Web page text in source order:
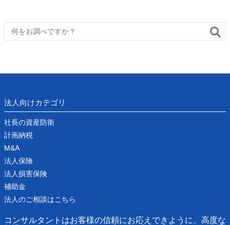
法人向けカテゴリ
社長の資産防衛
計画納税
M&A
法人保険
法人損害保険
補助金
法人のご相談はこちら
コンサルタントはお客様の信頼にお応えできように、高度な